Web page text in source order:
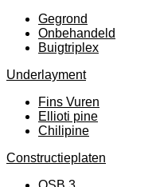
Gegrond
Onbehandeld
Buigtriplex
Underlayment
Fins Vuren
Ellioti pine
Chilipine
Constructieplaten